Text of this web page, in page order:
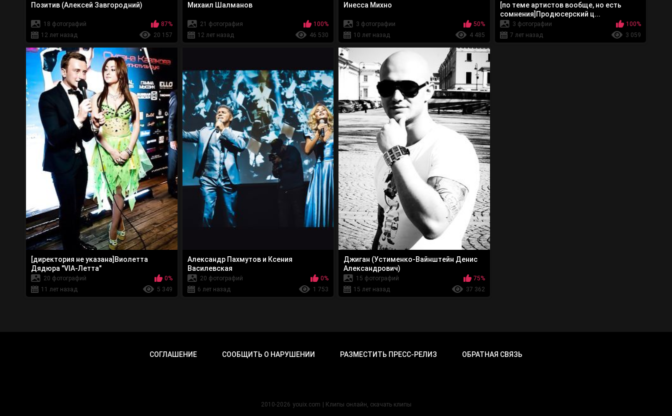
Позитив (Алексей Завгородний)
18 фотографий
87%
12 лет назад
20 157
Михаил Шалманов
21 фотография
100%
12 лет назад
46 530
Инесса Михно
3 фотографии
50%
10 лет назад
4 485
[по теме артистов вообще, но есть
сомнения]Продюсерский ц...
3 фотографии
100%
7 лет назад
3 059
[директория не указана]Виолетта
Дядюра "VIA-Летта"
20 фотографий
0%
11 лет назад
5 349
Александр Пахмутов и Ксения
Василевская
20 фотографий
0%
6 лет назад
1 753
Джиган (Устименко-Вайнштейн Денис
Александрович)
15 фотографий
75%
15 лет назад
37 362
СОГЛАШЕНИЕ СООБЩИТЬ О НАРУШЕНИИ РАЗМЕСТИТЬ ПРЕСС-РЕЛИЗ ОБРАТНАЯ СВЯЗЬ
2010-2026 youix.com | Клипы онлайн, cкачать клипы